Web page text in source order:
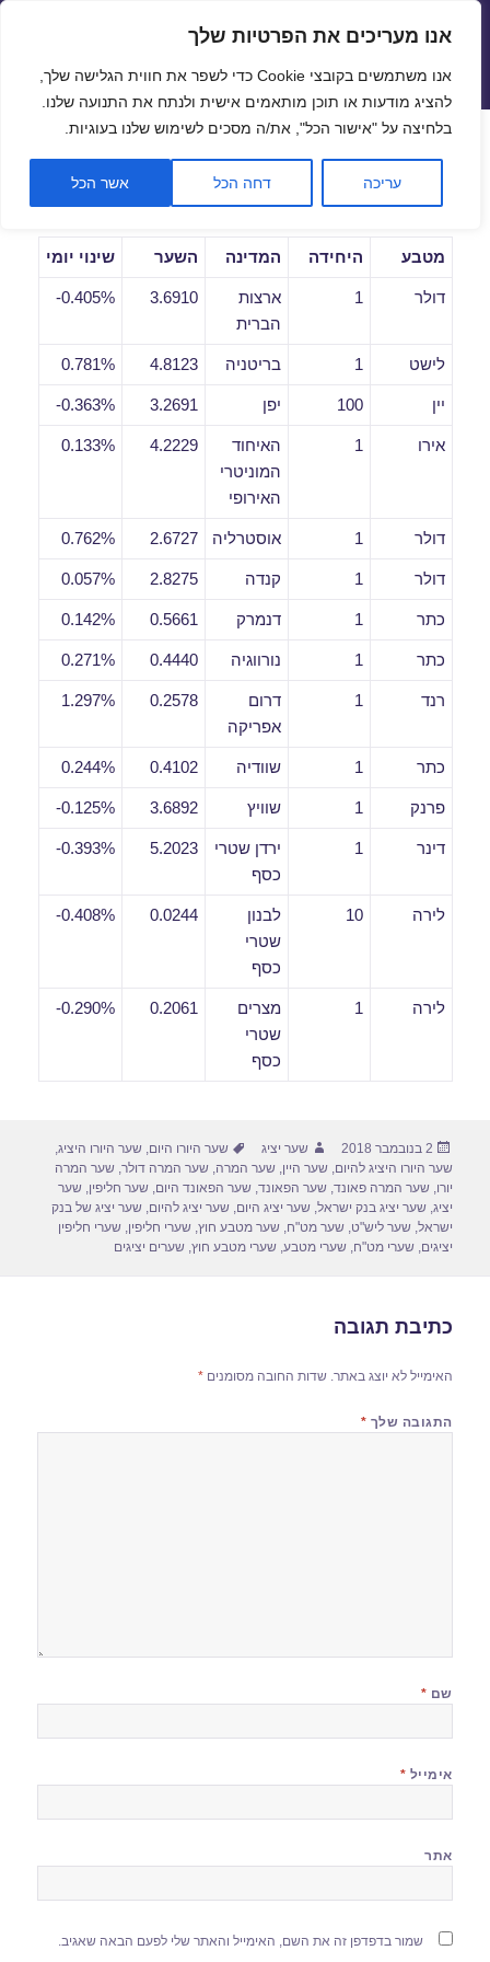
פתח
אנו מעריכים את הפרטיות שלך
אנו משתמשים בקובצי Cookie כדי לשפר את חווית הגלישה שלך,
להציג מודעות או תוכן מותאמים אישית ולנתח את התנועה שלנו.
בלחיצה על "אישור הכל", את/ה מסכים לשימוש שלנו בעוגיות.
עריכה דחה הכל אשר הכל
שערי חליפין יציגים – שער יציג
תפריטים
ווידג'טים
שערי חליפין יומיים לתאריך
02/11/2018
מטבע היחידה המדינה השער שינוי יומי
דולר 1
ארצות
הברית
3.6910
0.405%-
לישט 1 בריטניה 4.8123
0.781%
יין 100 יפן 3.2691
0.363%-
אירו 1
האיחוד
המוניטרי
האירופי
4.2229
0.133%
דולר 1 אוסטרליה 2.6727
0.762%
דולר 1 קנדה 2.8275
0.057%
כתר 1 דנמרק 0.5661
0.142%
כתר 1 נורווגיה 0.4440
0.271%
רנד 1
דרום
אפריקה
0.2578
1.297%
כתר 1 שוודיה 0.4102
0.244%
פרנק 1 שוויץ 3.6892
0.125%-
דינר 1
ירדן שטרי
כסף
5.2023
0.393%-
לירה 10
לבנון
שטרי
כסף
0.0244
0.408%-
לירה 1
מצרים
שטרי
כסף
0.2061
0.290%-
פורסם
בתאריך
2 בנובמבר 2018 מחבר
שער יציג תגיות
שער היורו היום,שער היורו היציג,
שער היורו היציג להיום,שער היין,שער המרה,שער המרה דולר,שער המרה
יורו,שער המרה פאונד,שער הפאונד,שער הפאונד היום,שער חליפין,שער
יציג,שער יציג בנק ישראל,שער יציג היום,שער יציג להיום,שער יציג של בנק
ישראל,שער ליש"ט,שער מט"ח,שער מטבע חוץ,שערי חליפין,שערי חליפין
יציגים,שערי מט"ח,שערי מטבע,שערי מטבע חוץ,שערים יציגים
כתיבת תגובה
האימייל לא יוצג באתר. שדות החובה מסומנים*
התגובה שלך *
שם *
אימייל *
אתר
שמור בדפדפן זה את השם, האימייל והאתר שלי לפעם הבאה שאגיב.